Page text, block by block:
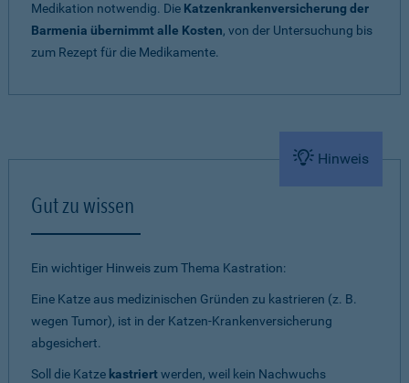
Medikation notwendig. Die Katzenkrankenversicherung der
Barmenia übernimmt alle Kosten, von der Untersuchung bis
zum Rezept für die Medikamente.
Hinweis
Gut zu wissen
Ein wichtiger Hinweis zum Thema Kastration:
Eine Katze aus medizinischen Gründen zu kastrieren (z. B.
wegen Tumor), ist in der Katzen-Krankenversicherung
abgesichert.
Soll die Katze kastriertwerden, weil kein Nachwuchs